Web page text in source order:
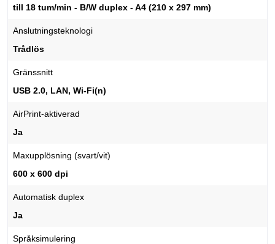
till 18 tum/min - B/W duplex - A4 (210 x 297 mm)
Anslutningsteknologi
Trådlös
Gränssnitt
USB 2.0, LAN, Wi-Fi(n)
AirPrint-aktiverad
Ja
Maxupplösning (svart/vit)
600 x 600 dpi
Automatisk duplex
Ja
Språksimulering